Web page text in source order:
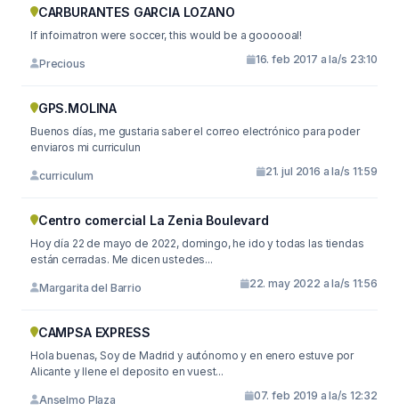
CARBURANTES GARCIA LOZANO
If infoimatron were soccer, this would be a goooooal!
Precious 16. feb 2017 a la/s 23:10
GPS.MOLINA
Buenos días, me gustaria saber el correo electrónico para poder
enviaros mi curriculun
curriculum 21. jul 2016 a la/s 11:59
Centro comercial La Zenia Boulevard
Hoy día 22 de mayo de 2022, domingo, he ido y todas las tiendas
están cerradas. Me dicen ustedes...
Margarita del Barrio 22. may 2022 a la/s 11:56
CAMPSA EXPRESS
Hola buenas, Soy de Madrid y autónomo y en enero estuve por
Alicante y llene el deposito en vuest...
Anselmo Plaza 07. feb 2019 a la/s 12:32